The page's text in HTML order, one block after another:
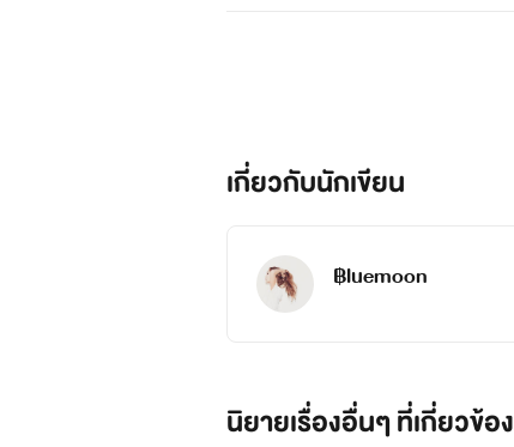
เกี่ยวกับนักเขียน
฿luemoon
นิยายเรื่องอื่นๆ ที่เกี่ยวข้อง